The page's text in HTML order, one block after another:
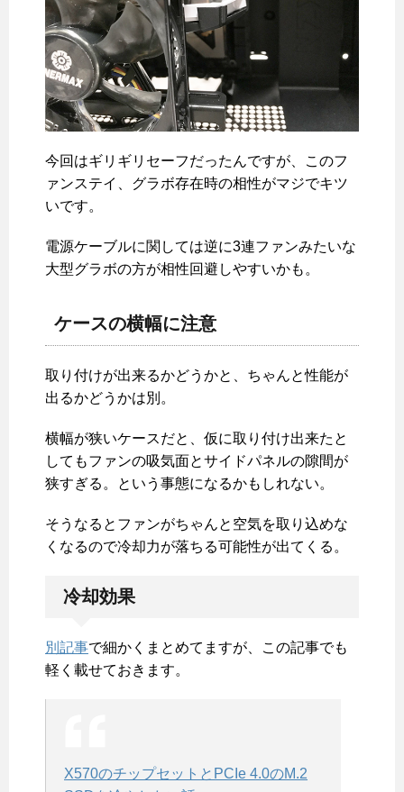
今回はギリギリセーフだったんですが、このフ
ァンステイ、グラボ存在時の相性がマジでキツ
いです。
電源ケーブルに関しては逆に3連ファンみたいな
大型グラボの方が相性回避しやすいかも。
ケースの横幅に注意
取り付けが出来るかどうかと、ちゃんと性能が
出るかどうかは別。
横幅が狭いケースだと、仮に取り付け出来たと
してもファンの吸気面とサイドパネルの隙間が
狭すぎる。という事態になるかもしれない。
そうなるとファンがちゃんと空気を取り込めな
くなるので冷却力が落ちる可能性が出てくる。
冷却効果
別記事で細かくまとめてますが、この記事でも
軽く載せておきます。
X570のチップセットとPCIe 4.0のM.2